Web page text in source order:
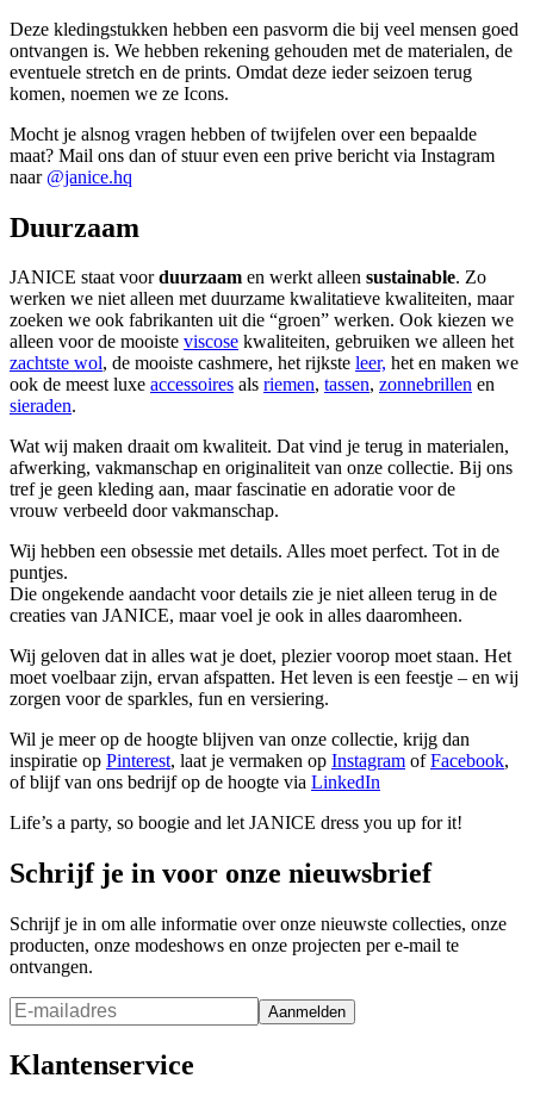
Deze kledingstukken hebben een pasvorm die bij veel mensen goed
ontvangen is. We hebben rekening gehouden met de materialen, de
eventuele stretch en de prints. Omdat deze ieder seizoen terug
komen, noemen we ze Icons.
Mocht je alsnog vragen hebben of twijfelen over een bepaalde
maat? Mail ons dan of stuur even een prive bericht via Instagram
naar @janice.hq
Duurzaam
JANICE staat voorduurzaam en werkt alleen sustainable. Zo
werken we niet alleen met duurzame kwalitatieve kwaliteiten, maar
zoeken we ook fabrikanten uit die “groen” werken. Ook kiezen we
alleen voor de mooiste viscose kwaliteiten, gebruiken we alleen het
zachtste wol, de mooiste cashmere, het rijkste leer, het en maken we
ook de meest luxe accessoires als riemen, tassen, zonnebrillen en
sieraden.
Wat wij maken draait om kwaliteit. Dat vind je terug in materialen,
afwerking, vakmanschap en originaliteit van onze collectie. Bij ons
tref je geen kleding aan, maar fascinatie en adoratie voor de
vrouw verbeeld door vakmanschap.
Wij hebben een obsessie met details. Alles moet perfect. Tot in de
puntjes.
Die ongekende aandacht voor details zie je niet alleen terug in de
creaties van JANICE, maar voel je ook in alles daaromheen.
Wij geloven dat in alles wat je doet, plezier voorop moet staan. Het
moet voelbaar zijn, ervan afspatten. Het leven is een feestje – en wij
zorgen voor de sparkles, fun en versiering.
Wil je meer op de hoogte blijven van onze collectie, krijg dan
inspiratie op Pinterest, laat je vermaken op Instagram ofFacebook,
of blijf van ons bedrijf op de hoogte via LinkedIn
Life’s a party, so boogie and let JANICE dress you up for it!
Schrijf je in voor onze nieuwsbrief
Schrijf je in om alle informatie over onze nieuwste collecties, onze
producten, onze modeshows en onze projecten per e-mail te
ontvangen.
Aanmelden
Klantenservice